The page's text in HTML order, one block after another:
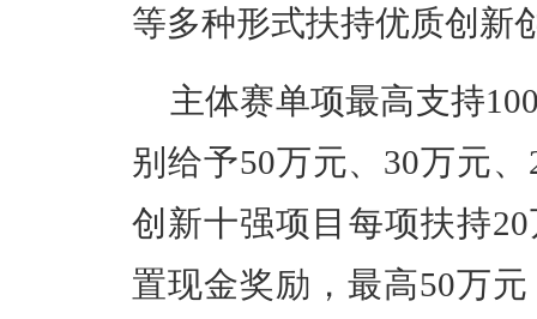
等多种形式扶持优质创新
主体赛单项最高支持
别给予50万元、30万元
创新十强项目每项扶持
置现金奖励，最高50万